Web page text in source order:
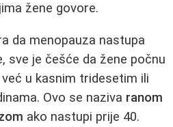
žene govore.
da menopauza nastupa
sve je češće da žene počnu
u kasnim tridesetim ili
Ovo se naziva ranom
ako nastupi prije 40.